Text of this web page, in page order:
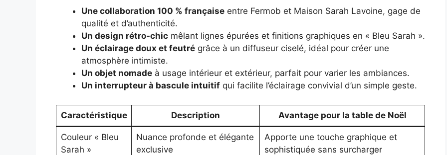
Une collaboration 100 % française entre Fermob et Maison Sarah Lavoine, gage de
qualité et d’authenticité.
Un design rétro-chic mêlant lignes épurées et finitions graphiques en « Bleu Sarah ».
Un éclairage doux et feutré grâce à un diffuseur ciselé, idéal pour créer une
atmosphère intimiste.
Un objet nomade à usage intérieur et extérieur, parfait pour varier les ambiances.
Un interrupteur à bascule intuitif qui facilite l’éclairage convivial d’un simple geste.
Caractéristique Description Avantage pour la table de Noël
Couleur « Bleu
Sarah »
Nuance profonde et élégante
exclusive
Apporte une touche graphique et
sophistiquée sans surcharger